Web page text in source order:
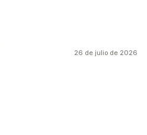
26 de julio de 2026